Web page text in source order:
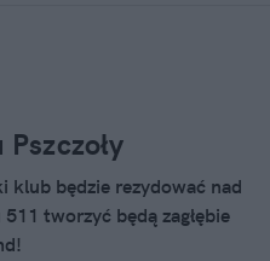
klub będzie rezydować nad
tworzyć będą zagłębie